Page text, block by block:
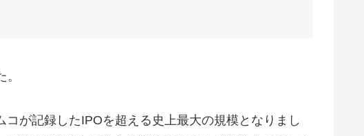
が記録したIPOを超える史上最大の規模となりまし